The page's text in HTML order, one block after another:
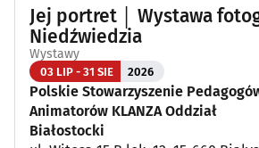
Jej portret │ Wystawa
Niedźwiedzia
Wystawy
03 LIP - 31 SIE 2026
Polskie Stowarzyszenie
Animatorów KLANZA Oddział
Białostocki